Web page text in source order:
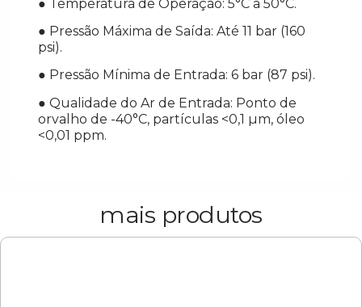
● Temperatura de Operação: 5°C a 50°C.
● Pressão Máxima de Saída: Até 11 bar (160
psi).
● Pressão Mínima de Entrada: 6 bar (87 psi).
● Qualidade do Ar de Entrada: Ponto de
orvalho de -40°C, partículas <0,1 µm, óleo
<0,01 ppm.
mais produtos